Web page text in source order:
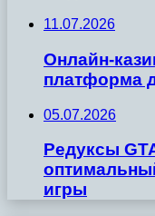
11.07.2026
Онлайн-
платформа
05.07.2026
Редуксы
игры